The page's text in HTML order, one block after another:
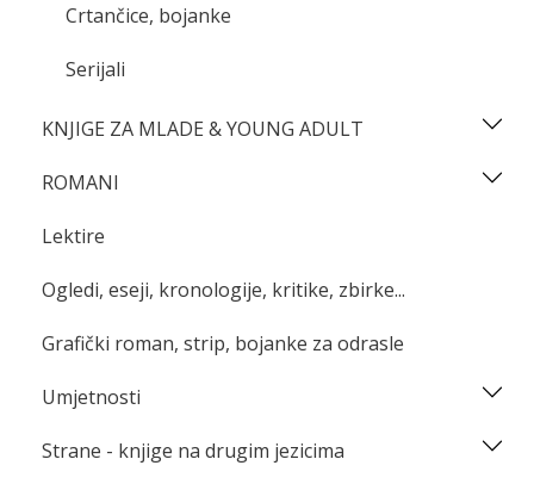
Crtančice, bojanke
Serijali
KNJIGE ZA MLADE & YOUNG ADULT
ROMANI
Lektire
Ogledi, eseji, kronologije, kritike, zbirke...
Grafički roman, strip, bojanke za odrasle
Umjetnosti
Strane - knjige na drugim jezicima